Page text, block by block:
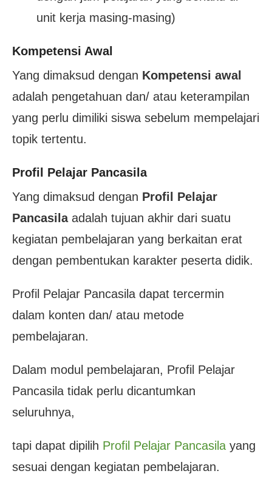
unit kerja masing-masing)
Kompetensi Awal
Yang dimaksud dengan Kompetensi awal
adalah pengetahuan dan/ atau keterampilan
yang perlu dimiliki siswa sebelum mempelajari
topik tertentu.
Profil Pelajar Pancasila
Yang dimaksud dengan Profil Pelajar
Pancasilaadalah tujuan akhir dari suatu
kegiatan pembelajaran yang berkaitan erat
dengan pembentukan karakter peserta didik.
Profil Pelajar Pancasila dapat tercermin
dalam konten dan/ atau metode
pembelajaran.
Dalam modul pembelajaran, Profil Pelajar
Pancasila tidak perlu dicantumkan
seluruhnya,
tapi dapat dipilih Profil Pelajar Pancasila yang
sesuai dengan kegiatan pembelajaran.